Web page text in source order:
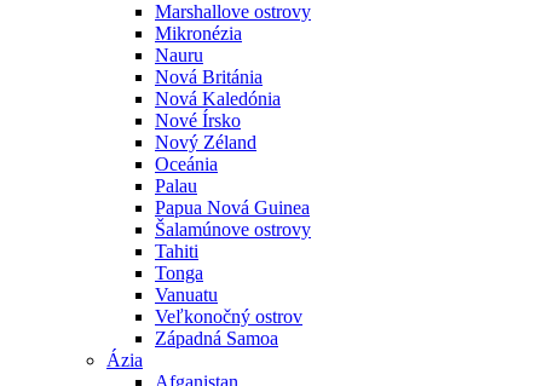
Marshallove ostrovy
Mikronézia
Nauru
Nová Británia
Nová Kaledónia
Nové Írsko
Nový Zéland
Oceánia
Palau
Papua Nová Guinea
Šalamúnove ostrovy
Tahiti
Tonga
Vanuatu
Veľkonočný ostrov
Západná Samoa
Ázia
Afganistan